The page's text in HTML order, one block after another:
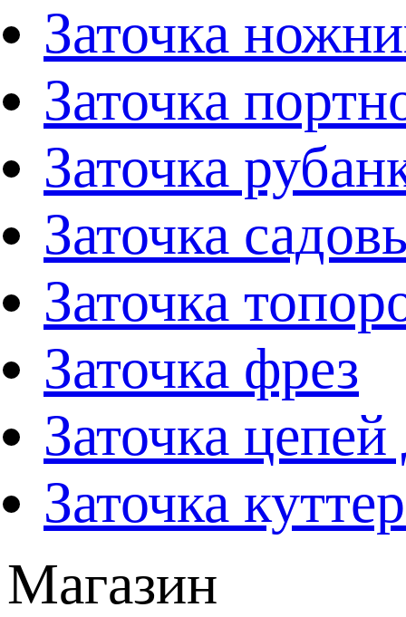
Заточка
Заточка
Заточка
Заточка
Заточка
Заточка фрез
Заточка
Заточка
Магазин